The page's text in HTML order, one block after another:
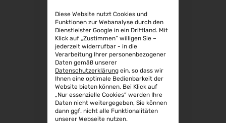
area30 2026 - Löhne
19.09.2026 - 24.09.2026
InnoTrans 2026
22.09.2026 - 25.09.2026
WindEnergy Hamburg 2026
22.09.2026 - 25.09.2026
Steuerberater Expo 2026
24.09.2026 - 24.09.2026
Diese Website nutzt Cookies und
Funktionen zur Webanalyse durch den
Dienstleister Google in ein Drittland. Mit
Klick auf „Zustimmen“ willigen Sie –
jederzeit widerrufbar - in die
Verarbeitung Ihrer personenbezogener
Daten gemäß unserer
Datenschutzerklärung ein, so dass wir
Ihnen eine optimale Bedienbarkeit der
Website bieten können. Bei Klick auf
„Nur essenzielle Cookies“ werden Ihre
Daten nicht weitergegeben, Sie können
dann ggf. nicht alle Funktionalitäten
unserer Webseite nutzen.